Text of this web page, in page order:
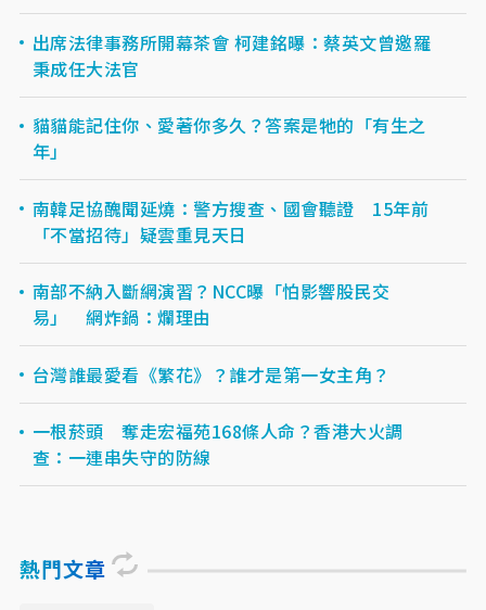
出席法律事務所開幕茶會 柯建銘曝：蔡英文曾邀羅
秉成任大法官
貓貓能記住你、愛著你多久？答案是牠的「有生之
年」
南韓足協醜聞延燒：警方搜查、國會聽證 15年前
「不當招待」疑雲重見天日
南部不納入斷網演習？NCC曝「怕影響股民交
易」 網炸鍋：爛理由
台灣誰最愛看《繁花》？誰才是第一女主角？
一根菸頭 奪走宏福苑168條人命？香港大火調
查：一連串失守的防線
熱門文章